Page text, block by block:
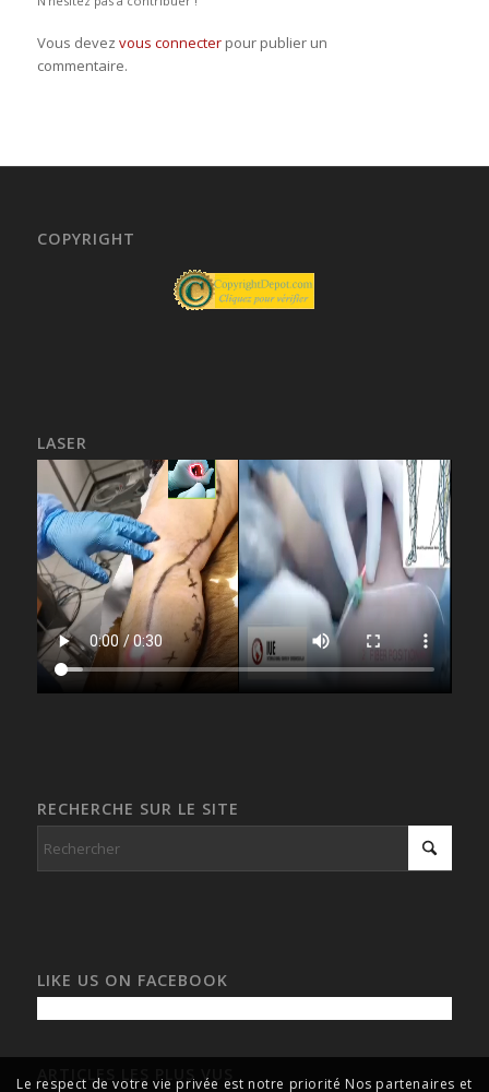
Vous devez vous connecterpour publier un
commentaire.
COPYRIGHT
LASER
RECHERCHE SUR LE SITE
LIKE US ON FACEBOOK
ARTICLES LES PLUS VUS
Le respect de votre vie privée est notre priorité Nos partenaires et